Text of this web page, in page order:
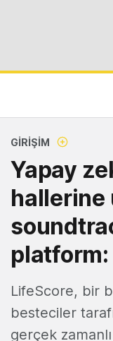
GIRIŞIM
Yapay
hallerine
LifeScore, bir
besteciler
gerçek